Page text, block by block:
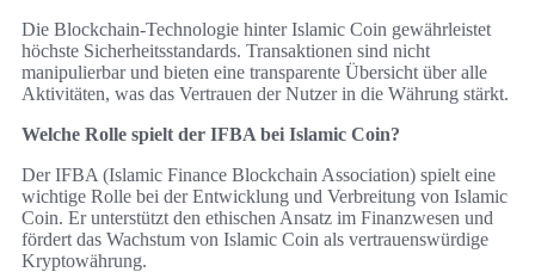
Die Blockchain-Technologie hinter Islamic Coin gewährleistet
höchste Sicherheitsstandards. Transaktionen sind nicht
manipulierbar und bieten eine transparente Übersicht über alle
Aktivitäten, was das Vertrauen der Nutzer in die Währung stärkt.
Welche Rolle spielt der IFBA bei Islamic Coin?
Der IFBA (Islamic Finance Blockchain Association) spielt eine
wichtige Rolle bei der Entwicklung und Verbreitung von Islamic
Coin. Er unterstützt den ethischen Ansatz im Finanzwesen und
fördert das Wachstum von Islamic Coin als vertrauenswürdige
Kryptowährung.